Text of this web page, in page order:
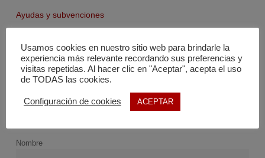
Ayudas y subvenciones
Fondo documental
Nombre
Usamos cookies en nuestro sitio web para brindarle la
experiencia más relevante recordando sus preferencias y
visitas repetidas. Al hacer clic en "Aceptar", acepta el uso
de TODAS las cookies.
Configuración de cookies ACEPTAR